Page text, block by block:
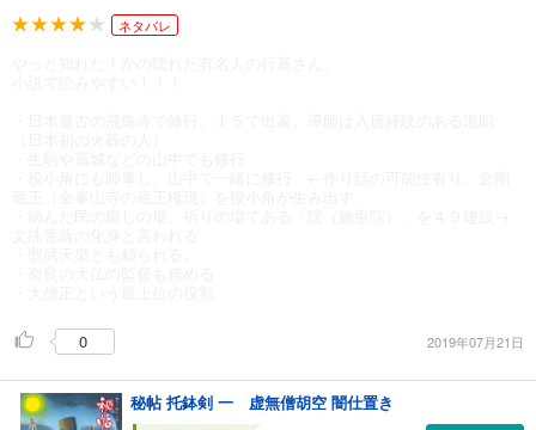
ネタバレ
0 2019年07月21日
秘帖 托鉢剣 一 虚無僧胡空 闇仕置き